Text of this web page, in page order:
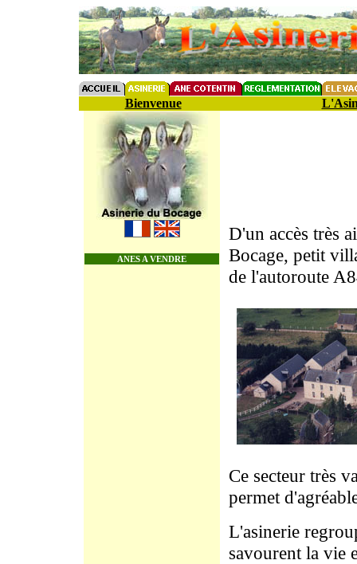
Bienvenue
ANES A VENDRE
D'un accès très
Bocage, petit
de l'autoroute
Ce secteur très
permet
L'asinerie
savourent la vie